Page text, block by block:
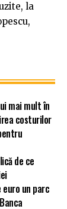
la
mai mult în
costurilor
de ce
euro un parc